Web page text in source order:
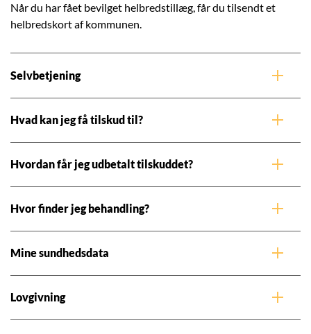
Når du har fået bevilget helbredstillæg, får du tilsendt et
helbredskort af kommunen.
Selvbetjening
Hvad kan jeg få tilskud til?
Hvordan får jeg udbetalt tilskuddet?
Hvor finder jeg behandling?
Mine sundhedsdata
Lovgivning